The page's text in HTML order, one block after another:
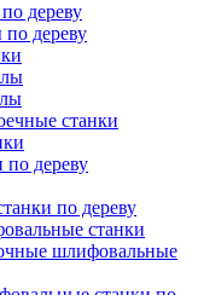
дереву
дереву
станки
дереву
по дереву
станки
шлифовальные